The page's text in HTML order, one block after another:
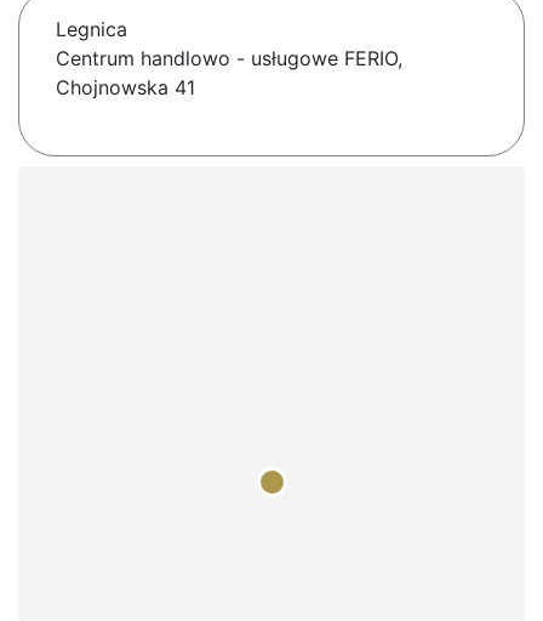
Legnica
Centrum handlowo - usługowe FERIO,
Chojnowska 41